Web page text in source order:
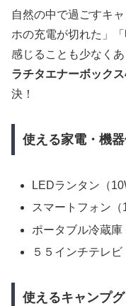
自然の中で過ごすキ
ホの充電が切れた」
感じることも少なくあ
ラチタエナーボック
決！
使える家電・機
LEDランタン（
スマートフォン
ポータブル冷蔵
５５インチテレ
使えるキャンプ